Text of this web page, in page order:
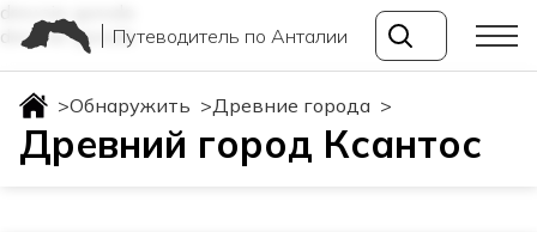
drevnie-goroda
drevnie-gorodaПутеводитель по Анталии
>Обнаружить >Древние города >
Древний город Ксантос